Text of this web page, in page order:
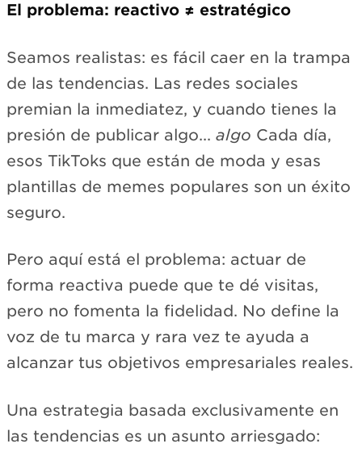
El problema: reactivo ≠ estratégico
Seamos realistas: es fácil caer en la trampa
de las tendencias. Las redes sociales
premian la inmediatez, y cuando tienes la
presión de publicar algo... algo Cada día,
esos TikToks que están de moda y esas
plantillas de memes populares son un éxito
seguro.
Pero aquí está el problema: actuar de
forma reactiva puede que te dé visitas,
pero no fomenta la fidelidad. No define la
voz de tu marca y rara vez te ayuda a
alcanzar tus objetivos empresariales reales.
Una estrategia basada exclusivamente en
las tendencias es un asunto arriesgado: